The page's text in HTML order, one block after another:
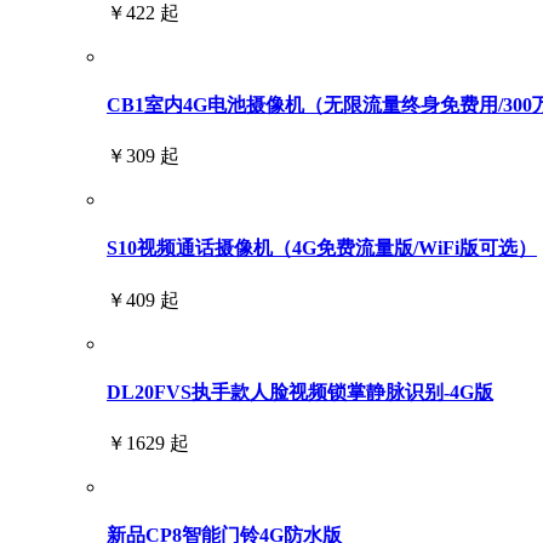
￥422 起
CB1室内4G电池摄像机（无限流量终身免费用/300
￥309 起
S10视频通话摄像机（4G免费流量版/WiFi版可选）
￥409 起
DL20FVS执手款人脸视频锁掌静脉识别-4G版
￥1629 起
新品CP8智能门铃4G防水版